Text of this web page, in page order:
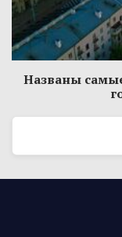
Названы